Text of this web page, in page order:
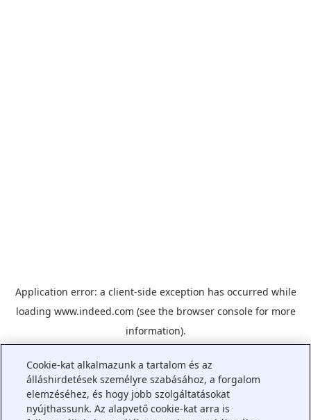
Application error: a client-side exception has occurred while
loading www.indeed.com (see the browser consolefor more
information).
Cookie-kat alkalmazunk a tartalom és az
álláshirdetések személyre szabásához, a forgalom
elemzéséhez, és hogy jobb szolgáltatásokat
nyújthassunk. Az alapvető cookie-kat arra is